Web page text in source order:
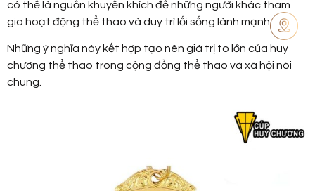
có thể là nguồn khuyến khích để những người khác tham
gia hoạt động thể thao và duy trì lối sống lành mạnh.
Những ý nghĩa này kết hợp tạo nên giá trị to lớn của huy
chương thể thao trong cộng đồng thể thao và xã hội nói
chung.